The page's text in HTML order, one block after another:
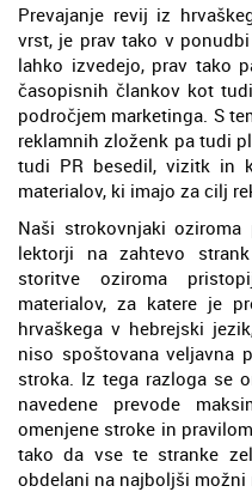
Prevajanje revij iz
vrst, je prav tako v
lahko izvedejo, prav tako
časopisnih člankov kot
področjem marketinga. S
reklamnih zloženk pa tudi
tudi PR besedil, vizitk in
materialov, ki imajo za cilj
Naši strokovnjaki
lektorji na zahtevo
storitve oziroma
materialov, za katere je
hrvaškega v hebrejski
niso spoštovana veljavna
stroka. Iz tega razloga se
navedene prevode
omenjene stroke in
tako da vse te stranke
obdelani na najboljši možni